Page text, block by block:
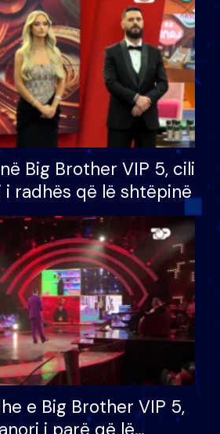
Big Brother VIP 5, cili
i radhës që lë shtëpinë
e Big Brother VIP 5,